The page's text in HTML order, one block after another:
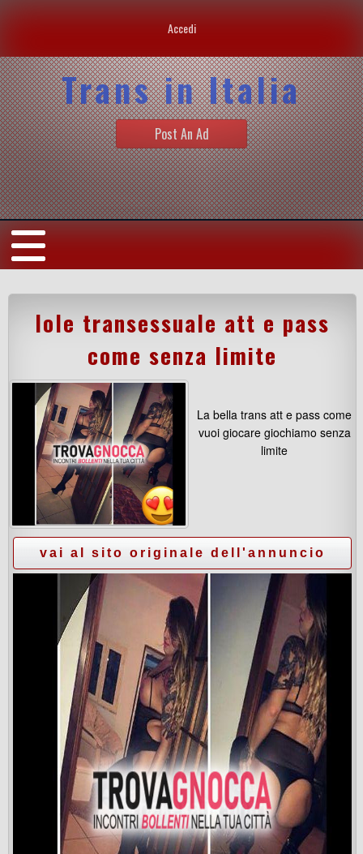
Accedi
Trans in Italia
Post An Ad
Iole transessuale att e pass
come senza limite
La bella trans att e pass come
vuoi giocare giochiamo senza
limite